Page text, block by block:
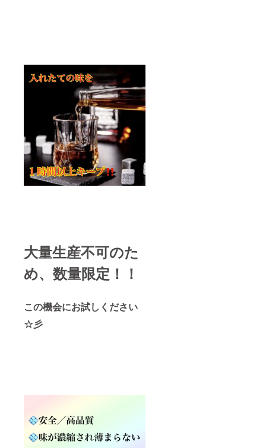
大量生産不可のた
め、数量限定！！
この機会にお試しください
☆彡